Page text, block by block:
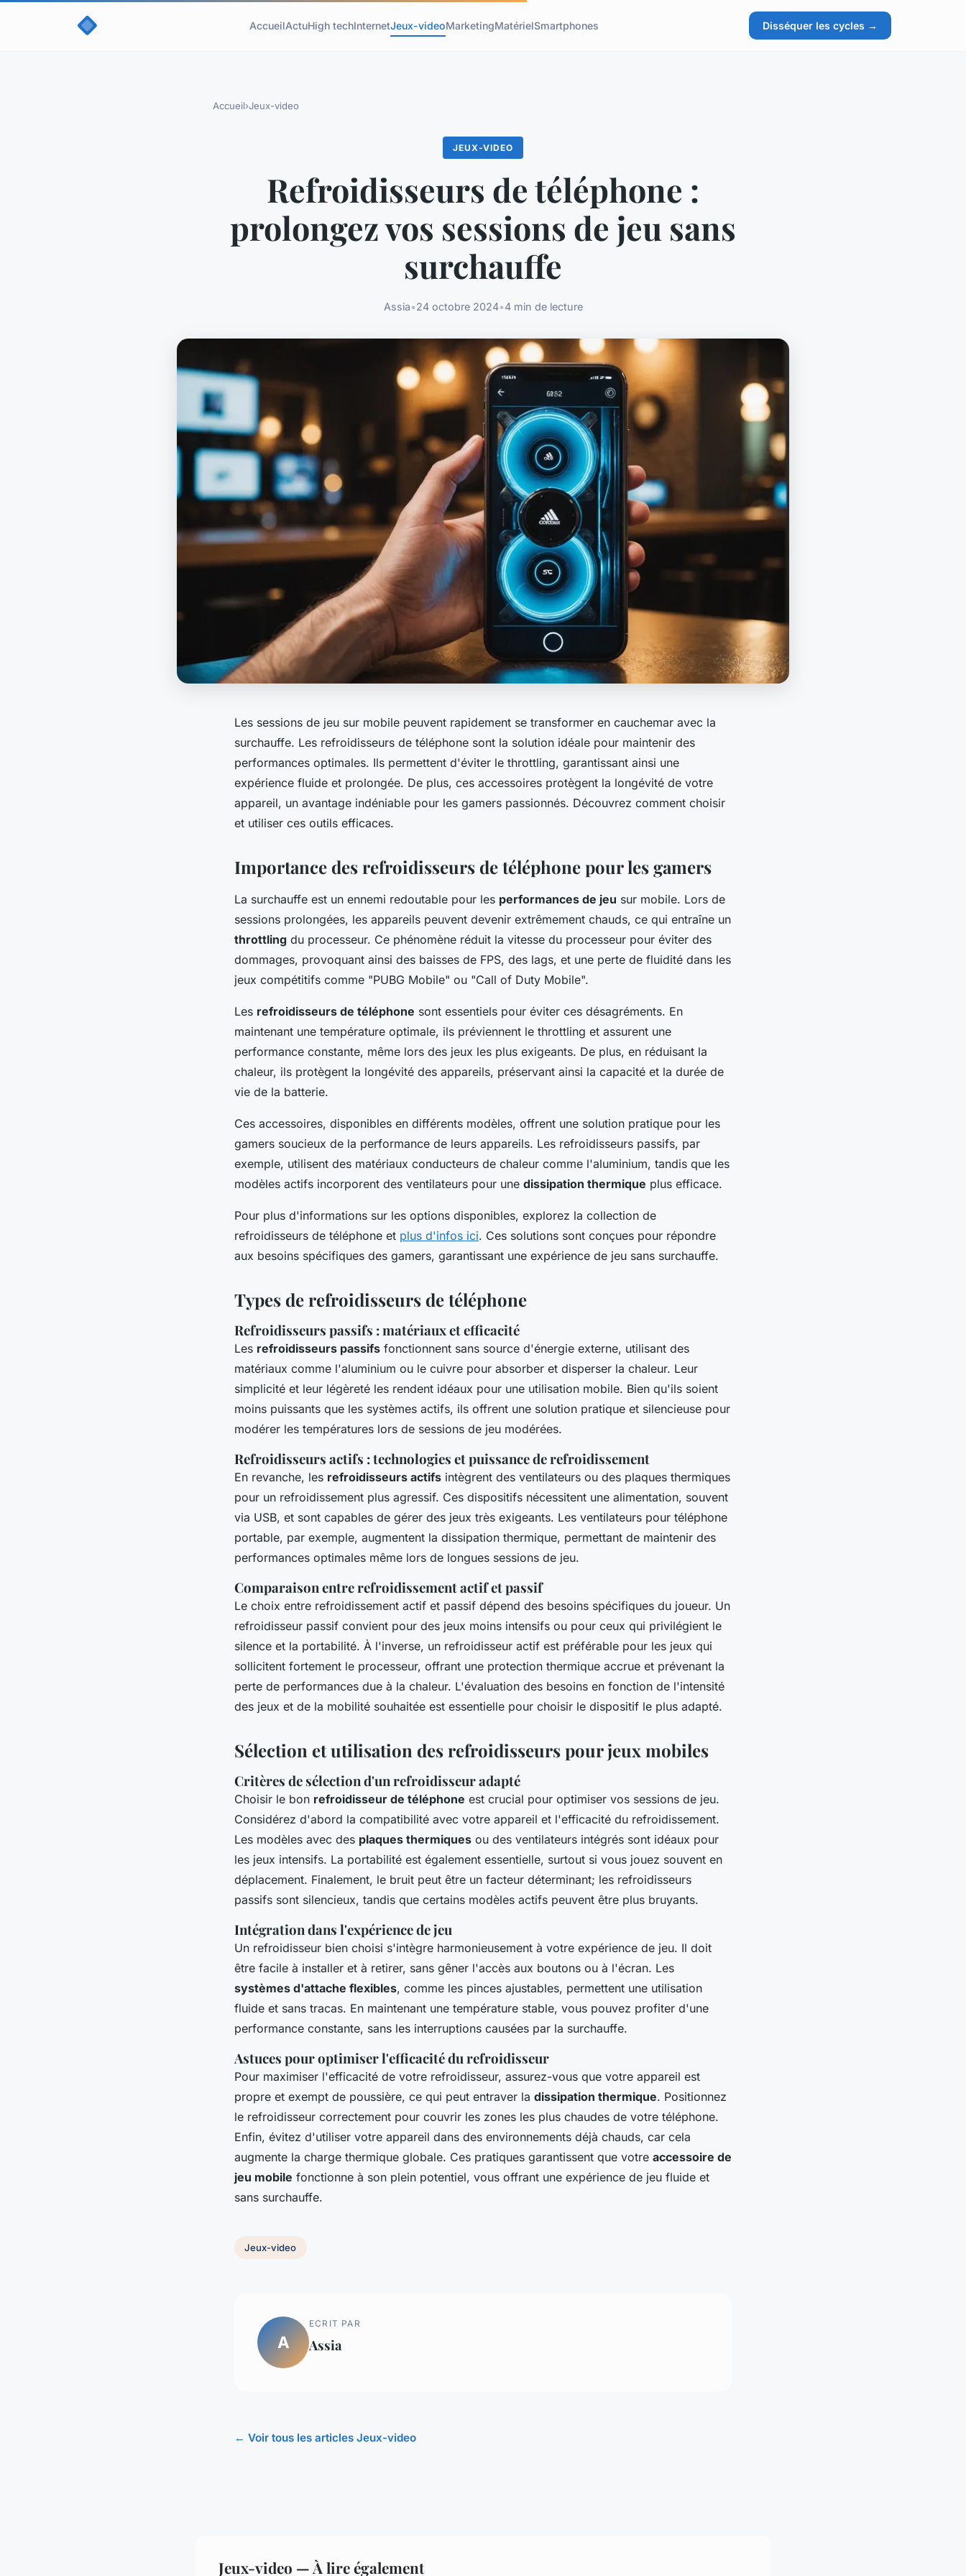
AccueilActuHigh techInternetJeux-videoMarketingMatérielSmartphones Disséquer les cycles →
Accueil›Jeux-video
JEUX-VIDEO
Refroidisseurs de téléphone :
prolongez vos sessions de jeu sans
surchauffe
Assia•24 octobre 2024•4 min de lecture
Les sessions de jeu sur mobile peuvent rapidement se transformer en cauchemar avec la
surchauffe. Les refroidisseurs de téléphone sont la solution idéale pour maintenir des
performances optimales. Ils permettent d'éviter le throttling, garantissant ainsi une
expérience fluide et prolongée. De plus, ces accessoires protègent la longévité de votre
appareil, un avantage indéniable pour les gamers passionnés. Découvrez comment choisir
et utiliser ces outils efficaces.
Importance des refroidisseurs de téléphone pour les gamers
La surchauffe est un ennemi redoutable pour les performances de jeu sur mobile. Lors de
sessions prolongées, les appareils peuvent devenir extrêmement chauds, ce qui entraîne un
throttling du processeur. Ce phénomène réduit la vitesse du processeur pour éviter des
dommages, provoquant ainsi des baisses de FPS, des lags, et une perte de fluidité dans les
jeux compétitifs comme "PUBG Mobile" ou "Call of Duty Mobile".
Les refroidisseurs de téléphone sont essentiels pour éviter ces désagréments. En
maintenant une température optimale, ils préviennent le throttling et assurent une
performance constante, même lors des jeux les plus exigeants. De plus, en réduisant la
chaleur, ils protègent la longévité des appareils, préservant ainsi la capacité et la durée de
vie de la batterie.
Ces accessoires, disponibles en différents modèles, offrent une solution pratique pour les
gamers soucieux de la performance de leurs appareils. Les refroidisseurs passifs, par
exemple, utilisent des matériaux conducteurs de chaleur comme l'aluminium, tandis que les
modèles actifs incorporent des ventilateurs pour une dissipation thermique plus efficace.
Pour plus d'informations sur les options disponibles, explorez la collection de
refroidisseurs de téléphone et plus d'infos ici. Ces solutions sont conçues pour répondre
aux besoins spécifiques des gamers, garantissant une expérience de jeu sans surchauffe.
Types de refroidisseurs de téléphone
Refroidisseurs passifs : matériaux et efficacité
Les refroidisseurs passifs fonctionnent sans source d'énergie externe, utilisant des
matériaux comme l'aluminium ou le cuivre pour absorber et disperser la chaleur. Leur
simplicité et leur légèreté les rendent idéaux pour une utilisation mobile. Bien qu'ils soient
moins puissants que les systèmes actifs, ils offrent une solution pratique et silencieuse pour
modérer les températures lors de sessions de jeu modérées.
Refroidisseurs actifs : technologies et puissance de refroidissement
En revanche, les refroidisseurs actifs intègrent des ventilateurs ou des plaques thermiques
pour un refroidissement plus agressif. Ces dispositifs nécessitent une alimentation, souvent
via USB, et sont capables de gérer des jeux très exigeants. Les ventilateurs pour téléphone
portable, par exemple, augmentent la dissipation thermique, permettant de maintenir des
performances optimales même lors de longues sessions de jeu.
Comparaison entre refroidissement actif et passif
Le choix entre refroidissement actif et passif dépend des besoins spécifiques du joueur. Un
refroidisseur passif convient pour des jeux moins intensifs ou pour ceux qui privilégient le
silence et la portabilité. À l'inverse, un refroidisseur actif est préférable pour les jeux qui
sollicitent fortement le processeur, offrant une protection thermique accrue et prévenant la
perte de performances due à la chaleur. L'évaluation des besoins en fonction de l'intensité
des jeux et de la mobilité souhaitée est essentielle pour choisir le dispositif le plus adapté.
Sélection et utilisation des refroidisseurs pour jeux mobiles
Critères de sélection d'un refroidisseur adapté
Choisir le bon refroidisseur de téléphone est crucial pour optimiser vos sessions de jeu.
Considérez d'abord la compatibilité avec votre appareil et l'efficacité du refroidissement.
Les modèles avec des plaques thermiques ou des ventilateurs intégrés sont idéaux pour
les jeux intensifs. La portabilité est également essentielle, surtout si vous jouez souvent en
déplacement. Finalement, le bruit peut être un facteur déterminant; les refroidisseurs
passifs sont silencieux, tandis que certains modèles actifs peuvent être plus bruyants.
Intégration dans l'expérience de jeu
Un refroidisseur bien choisi s'intègre harmonieusement à votre expérience de jeu. Il doit
être facile à installer et à retirer, sans gêner l'accès aux boutons ou à l'écran. Les
systèmes d'attache flexibles, comme les pinces ajustables, permettent une utilisation
fluide et sans tracas. En maintenant une température stable, vous pouvez profiter d'une
performance constante, sans les interruptions causées par la surchauffe.
Astuces pour optimiser l'efficacité du refroidisseur
Pour maximiser l'efficacité de votre refroidisseur, assurez-vous que votre appareil est
propre et exempt de poussière, ce qui peut entraver la dissipation thermique. Positionnez
le refroidisseur correctement pour couvrir les zones les plus chaudes de votre téléphone.
Enfin, évitez d'utiliser votre appareil dans des environnements déjà chauds, car cela
augmente la charge thermique globale. Ces pratiques garantissent que votre accessoire de
jeu mobile fonctionne à son plein potentiel, vous offrant une expérience de jeu fluide et
sans surchauffe.
Jeux-video
A
ECRIT PAR
Assia
← Voir tous les articles Jeux-video
Jeux-video — À lire également